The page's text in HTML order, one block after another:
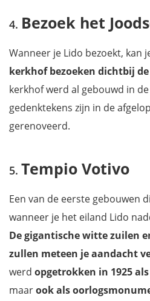
Bezoek het
Wanneer je Lido bezoekt, kan
kerkhof bezoeken dichtbij
kerkhof werd al gebouwd in
gedenktekens zijn in de
gerenoveerd.
Tempio Votivo
Een van de eerste gebouwen
wanneer je het eiland Lido
De gigantische witte zuilen
zullen meteen je aandacht
werd opgetrokken in 1925
maarook als